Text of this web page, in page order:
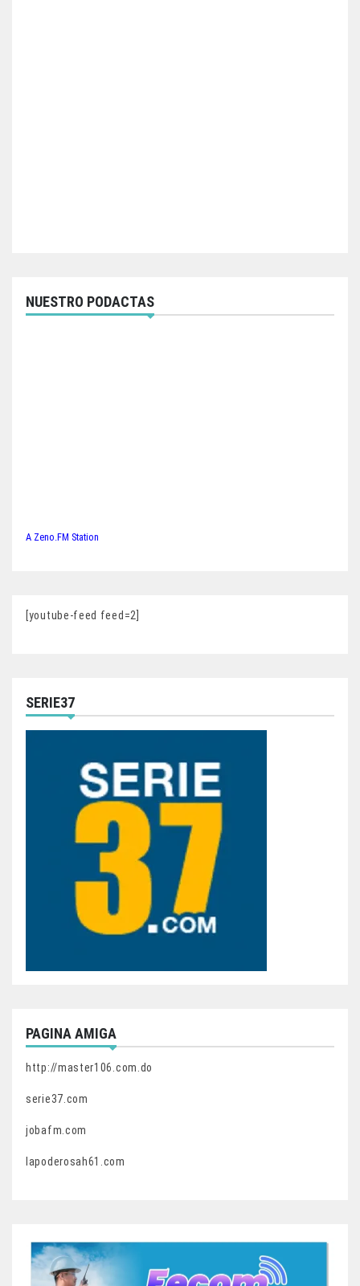
NUESTRO PODACTAS
A Zeno.FM Station
[youtube-feed feed=2]
SERIE37
PAGINA AMIGA
http://master106.com.do
serie37.com
jobafm.com
lapoderosah61.com